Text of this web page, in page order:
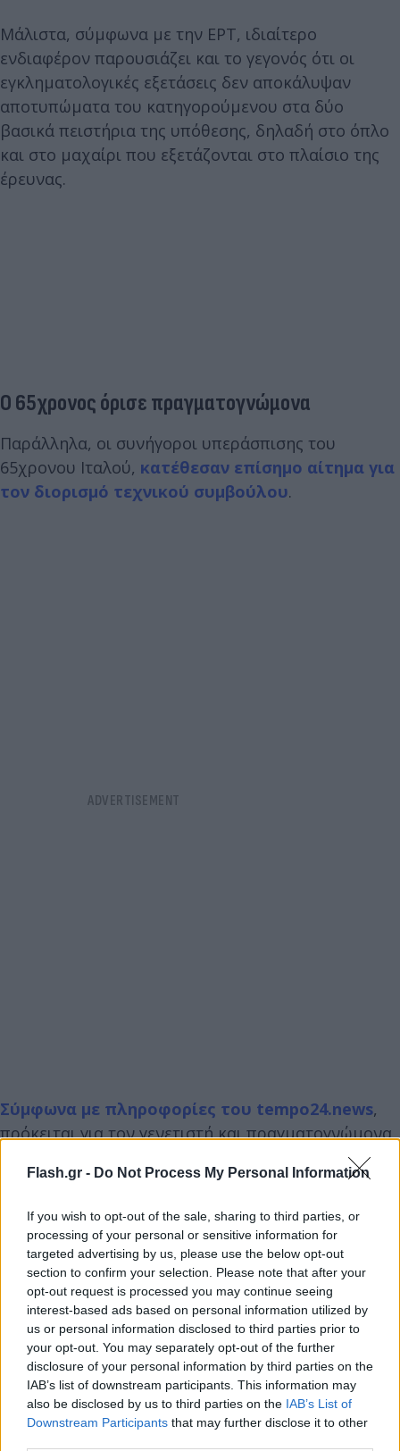
Flash.gr - Do Not Process My Personal Information
If you wish to opt-out of the sale, sharing to third parties, or
processing of your personal or sensitive information for
targeted advertising by us, please use the below opt-out
section to confirm your selection. Please note that after your
opt-out request is processed you may continue seeing
interest-based ads based on personal information utilized by
us or personal information disclosed to third parties prior to
your opt-out. You may separately opt-out of the further
disclosure of your personal information by third parties on the
IAB’s list of downstream participants. This information may
also be disclosed by us to third parties on the IAB’s List of
Downstream Participants that may further disclose it to other
Μάλιστα, σύμφωνα με την ΕΡΤ, ιδιαίτερο
ενδιαφέρον παρουσιάζει και το γεγονός ότι οι
εγκληματολογικές εξετάσεις δεν αποκάλυψαν
αποτυπώματα του κατηγορούμενου στα δύο
βασικά πειστήρια της υπόθεσης, δηλαδή στο όπλο
και στο μαχαίρι που εξετάζονται στο πλαίσιο της
έρευνας.
Ο 65χρονος όρισε πραγματογνώμονα
Παράλληλα, οι συνήγοροι υπεράσπισης του
65χρονου Ιταλού, κατέθεσαν επίσημο αίτημα για
τον διορισμό τεχνικού συμβούλου.
Σύμφωνα με πληροφορίες του tempo24.news,
πρόκειται για τον γενετιστή και πραγματογνώμονα
εξειδικευμένων τεχνολογικών μέσων, κατάφερε να
έγκλημα με θύμα τον 26χρονο Μάριο
Παπαγεωργίου, που εξαφανίστηκε τον Αυγούστου
του 2012, όταν έφυγε με το αυτοκίνητό με
προορισμό την Αθήνα από το Διακοπτό Αιγιαλείας,
όπου έκανε διακοπές με τη μητέρα του.
Ο κ. Φίτσιαλος και η επιστημονική του ομάδα
πρόκειται να παρακολουθήσουν εξονυχιστικά όλες
τις εξειδικευμένες εργαστηριακές εξετάσεις, τις